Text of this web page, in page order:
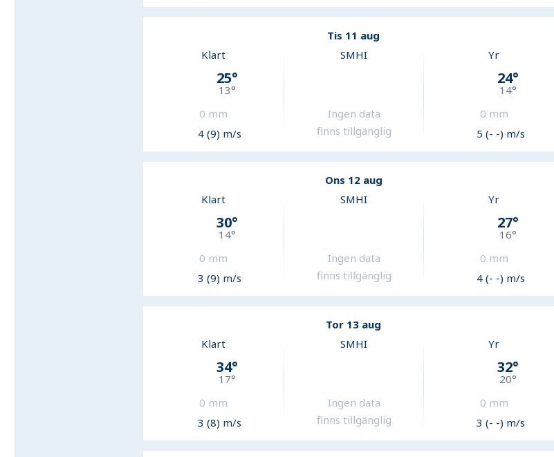
Tis 11 aug
Klart
25°
13°
0 mm
4 (9) m/s
SMHI
Ingen data
finns tillgänglig
Yr
24°
14°
0 mm
5 (- -) m/s
Ons 12 aug
Klart
30°
14°
0 mm
3 (9) m/s
SMHI
Ingen data
finns tillgänglig
Yr
27°
16°
0 mm
4 (- -) m/s
Tor 13 aug
Klart
34°
17°
0 mm
3 (8) m/s
SMHI
Ingen data
finns tillgänglig
Yr
32°
20°
0 mm
3 (- -) m/s